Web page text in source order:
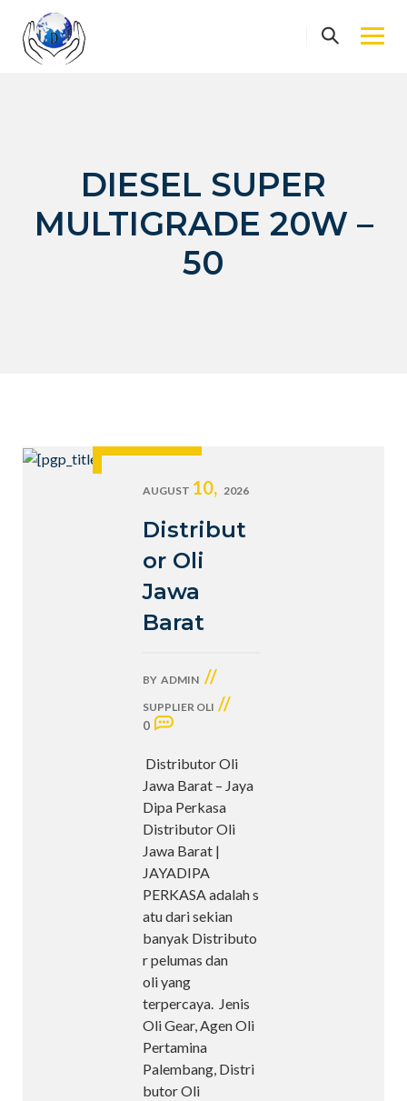
content
DIESEL SUPER
MULTIGRADE 20W –
50
AUGUST 10, 2026
Distribut
or Oli
Jawa
Barat
BY ADMIN //
SUPPLIER OLI //
0
Distributor Oli
Jawa Barat – Jaya
Dipa Perkasa
Distributor Oli
Jawa Barat |
JAYADIPA
PERKASA adalah s
atu dari sekian
banyak Distributo
r pelumas dan
oli yang
terpercaya. Jenis
Oli Gear, Agen Oli
Pertamina
Palembang, Distri
butor Oli